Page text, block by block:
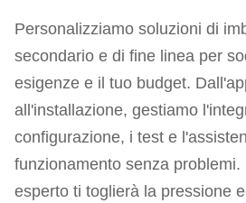
Personalizziamo soluzioni di
secondario e di fine linea per
esigenze e il tuo budget.
all'installazione, gestiamo
configurazione, i test e
funzionamento senza
esperto ti toglierà la pressione